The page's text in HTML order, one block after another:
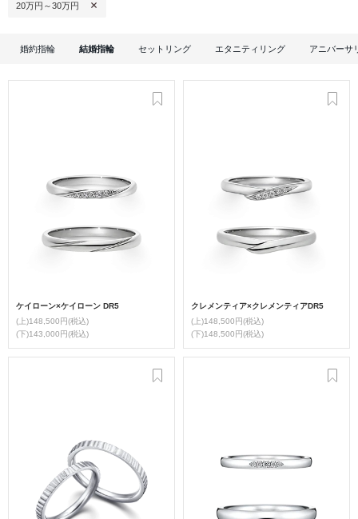
20万円～30万円
婚約指輪 結婚指輪 セットリング エタニティリング アニバーサ
ケイローン×ケイローン DR5
(上)148,500円(税込)
(下)143,000円(税込)
クレメンティア×クレメンティアDR5
(上)148,500円(税込)
(下)148,500円(税込)